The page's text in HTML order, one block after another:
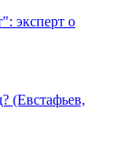
эксперт о
(Евстафьев,